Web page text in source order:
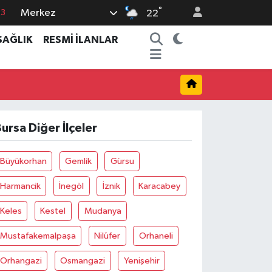
Merkez 22°
RESMİ İLANLAR
Diğer İlçeler
Büyükorhan Gemlik Gürsu
Harmancik İnegöl İznik Karacabey
Keles Kestel Mudanya
Mustafakemalpaşa Nilüfer Orhaneli
Orhangazi Osmangazi Yenişehir